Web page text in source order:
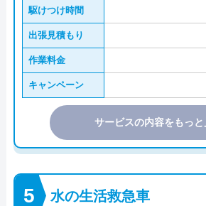
駆けつけ時間
出張見積もり
作業料金
キャンペーン
サービスの内容をもっと
水の生活救急車